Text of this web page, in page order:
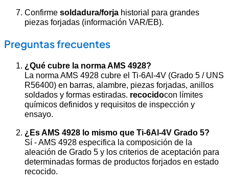
Confirme soldadura/forja historial para grandes
piezas forjadas (información VAR/EB).
Preguntas frecuentes
¿Qué cubre la norma AMS 4928?
La norma AMS 4928 cubre el Ti-6Al-4V (Grado 5 / UNS
R56400) en barras, alambre, piezas forjadas, anillos
soldados y formas estiradas. recocidocon límites
químicos definidos y requisitos de inspección y
ensayo.
¿Es AMS 4928 lo mismo que Ti-6Al-4V Grado 5?
Sí - AMS 4928 especifica la composición de la
aleación de Grado 5 y los criterios de aceptación para
determinadas formas de productos forjados en estado
recocido.